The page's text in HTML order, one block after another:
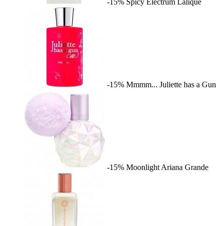
-15% Spicy Electrum Lalique
-15% Mmmm... Juliette has a Gun
-15% Moonlight Ariana Grande